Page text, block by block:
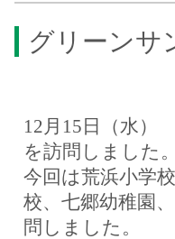
グリーンサ
12月15日（水）
を訪問しました
今回は荒浜小学
校、七郷幼稚園
問しました。